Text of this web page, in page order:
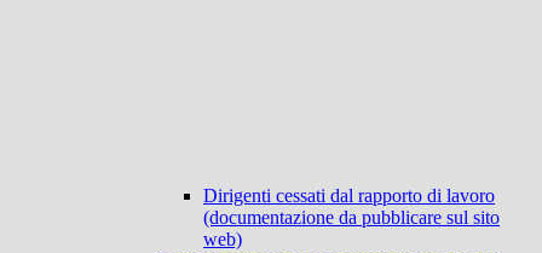
Dirigenti cessati dal rapporto di lavoro
(documentazione da pubblicare sul sito
web)